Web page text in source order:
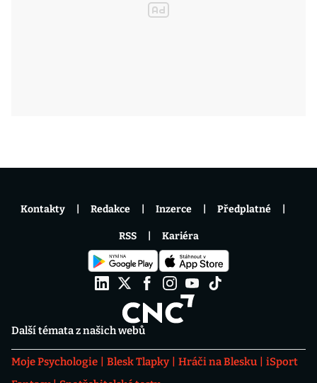
Další témata z našich webů
Moje Psychologie Blesk Tlapky Hráči na Blesku
iSport
Kontakty Redakce Inzerce Předplatné
RSS Kariéra